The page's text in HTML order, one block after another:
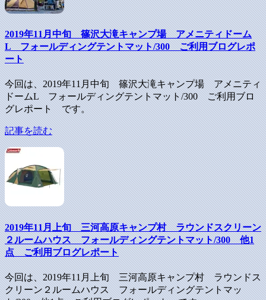
2019年11月中旬 篠沢大滝キャンプ場 アメニティドーム
L フォールディングテントマット/300 ご利用ブログレポ
ート
今回は、2019年11月中旬 篠沢大滝キャンプ場 アメニティ
ドームL フォールディングテントマット/300 ご利用ブロ
グレポート です。
記事を読む
2019年11月上旬 三河高原キャンプ村 ラウンドスクリーン
２ルームハウス フォールディングテントマット/300 他1
点 ご利用ブログレポート
今回は、2019年11月上旬 三河高原キャンプ村 ラウンドス
クリーン２ルームハウス フォールディングテントマッ